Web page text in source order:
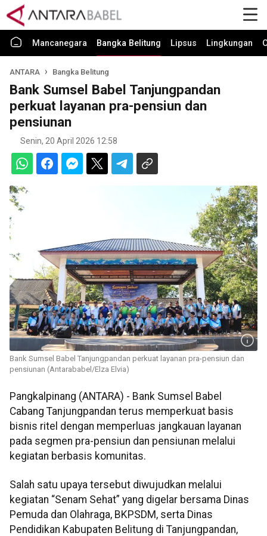
Mancanegara Bangka Belitung Lipsus Lingkungan
ANTARA Bangka Belitung
Bank Sumsel Babel Tanjungpandan
perkuat layanan pra-pensiun dan
pensiunan
Senin, 20 April 2026 12:58
Bank Sumsel Babel Tanjungpandan perkuat layanan pra-pensiun dan
pensiunan (Antarababel/Elza Elvia)
Pangkalpinang (ANTARA) - Bank Sumsel Babel
Cabang Tanjungpandan terus memperkuat basis
bisnis ritel dengan memperluas jangkauan layanan
pada segmen pra-pensiun dan pensiunan melalui
kegiatan berbasis komunitas.
Salah satu upaya tersebut diwujudkan melalui
kegiatan “Senam Sehat” yang digelar bersama Dinas
Pemuda dan Olahraga, BKPSDM, serta Dinas
Pendidikan Kabupaten Belitung di Tanjungpandan,